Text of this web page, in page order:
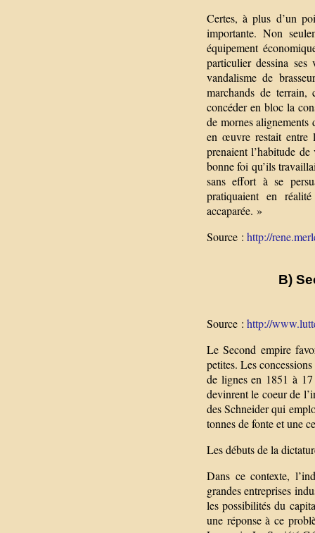
Certes, à plus d’un
importante. Non
équipement
particulier dessina ses
vandalisme de
marchands de
concéder en bloc la
de mornes alignements
en œuvre restait entre
prenaient l’habitude
bonne foi qu’ils
sans effort à se
pratiquaient en
accaparée. »
Source : http://
B)
Source : http://
Le Second empire
petites. Les
de lignes en 1851 à
devinrent le coeur de
des Schneider qui
tonnes de fonte et une
Les débuts de la
Dans ce contexte,
grandes entreprises
les possibilités du
une réponse à ce